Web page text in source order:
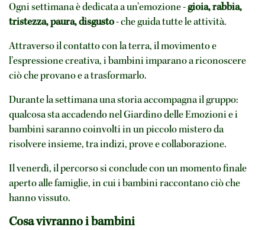
Ogni settimana è dedicata a un’emozione -gioia, rabbia,
tristezza, paura, disgusto- che guida tutte le attività.
Attraverso il contatto con la terra, il movimento e
l’espressione creativa, i bambini imparano a riconoscere
ciò che provano e a trasformarlo.
Durante la settimana una storia accompagna il gruppo:
qualcosa sta accadendo nel Giardino delle Emozioni e i
bambini saranno coinvolti in un piccolo mistero da
risolvere insieme, tra indizi, prove e collaborazione.
Il venerdì, il percorso si conclude con un momento finale
aperto alle famiglie, in cui i bambini raccontano ciò che
hanno vissuto.
Cosa vivranno i bambini